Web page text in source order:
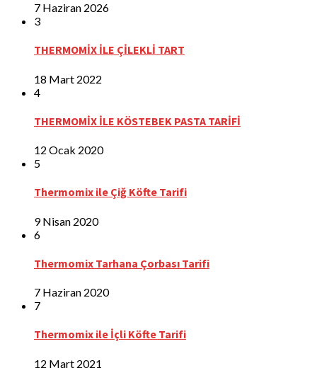
7 Haziran 2026
3
THERMOMİX İLE ÇİLEKLİ TART
18 Mart 2022
4
THERMOMİX İLE KÖSTEBEK PASTA TARİFİ
12 Ocak 2020
5
Thermomix ile Çiğ Köfte Tarifi
9 Nisan 2020
6
Thermomix Tarhana Çorbası Tarifi
7 Haziran 2020
7
Thermomix ile İçli Köfte Tarifi
12 Mart 2021